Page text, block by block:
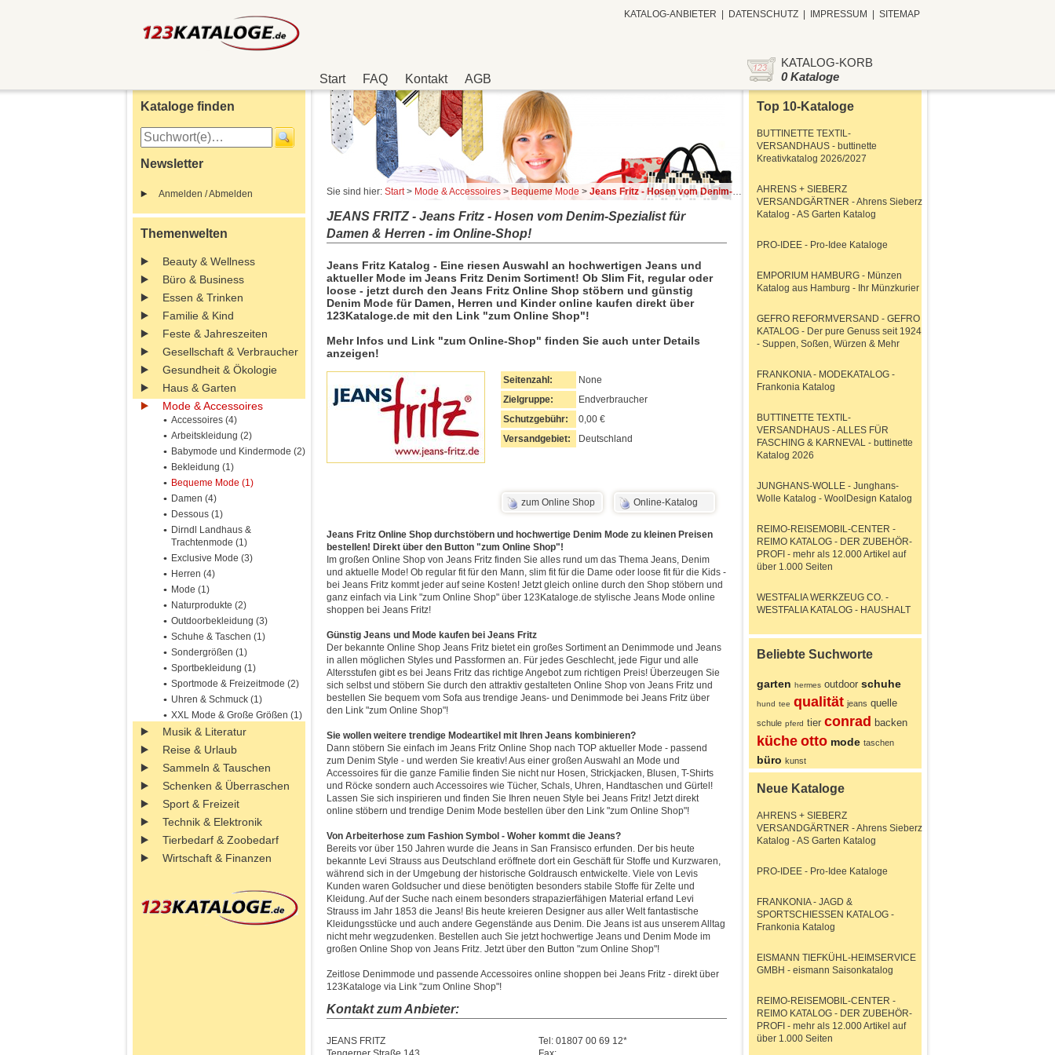
Start FAQ Kontakt AGB
KATALOG-ANBIETER DATENSCHUTZ IMPRESSUM SITEMAP
KATALOG-KORB
0 Kataloge
Kataloge finden
Newsletter
Anmelden / Abmelden
Themenwelten
Beauty & Wellness
Büro & Business
Essen & Trinken
Familie & Kind
Feste & Jahreszeiten
Gesellschaft & Verbraucher
Gesundheit & Ökologie
Haus & Garten
Mode & Accessoires
Accessoires (4)
Arbeitskleidung (2)
Babymode und Kindermode (2)
Bekleidung (1)
Bequeme Mode (1)
Damen (4)
Dessous (1)
Dirndl Landhaus &
Trachtenmode (1)
Exclusive Mode (3)
Herren (4)
Mode (1)
Naturprodukte (2)
Outdoorbekleidung (3)
Schuhe & Taschen (1)
Sondergrößen (1)
Sportbekleidung (1)
Sportmode & Freizeitmode (2)
Uhren & Schmuck (1)
XXL Mode & Große Größen (1)
Musik & Literatur
Reise & Urlaub
Sammeln & Tauschen
Schenken & Überraschen
Sport & Freizeit
Technik & Elektronik
Tierbedarf & Zoobedarf
Wirtschaft & Finanzen
Sie sind hier: Start> Mode & Accessoires > Bequeme Mode > Jeans Fritz - Hosen vom Denim-Spezialist für Damen & Herren - im Online-Shop!
JEANS FRITZ - Jeans Fritz - Hosen vom Denim-Spezialist für
Damen & Herren - im Online-Shop!
Jeans Fritz Katalog - Eine riesen Auswahl an hochwertigen Jeans und
aktueller Mode im Jeans Fritz Denim Sortiment! Ob Slim Fit, regular oder
loose - jetzt durch den Jeans Fritz Online Shop stöbern und günstig
Denim Mode für Damen, Herren und Kinder online kaufen direkt über
123Kataloge.de mit den Link "zum Online Shop"!
Mehr Infos und Link "zum Online-Shop" finden Sie auch unter Details
anzeigen!
Seitenzahl:
None
Zielgruppe:
Endverbraucher
Schutzgebühr:
0,00 €
Versandgebiet:
Deutschland
zum Online Shop Online-Katalog
Jeans Fritz Online Shop durchstöbern und hochwertige Denim Mode zu kleinen Preisen
bestellen! Direkt über den Button "zum Online Shop"!
Im großen Online Shop von Jeans Fritz finden Sie alles rund um das Thema Jeans, Denim
und aktuelle Mode! Ob regular fit für den Mann, slim fit für die Dame oder loose fit für die Kids -
bei Jeans Fritz kommt jeder auf seine Kosten! Jetzt gleich online durch den Shop stöbern und
ganz einfach via Link "zum Online Shop" über 123Kataloge.de stylische Jeans Mode online
shoppen bei Jeans Fritz!
Günstig Jeans und Mode kaufen bei Jeans Fritz
Der bekannte Online Shop Jeans Fritz bietet ein großes Sortiment an Denimmode und Jeans
in allen möglichen Styles und Passformen an. Für jedes Geschlecht, jede Figur und alle
Altersstufen gibt es bei Jeans Fritz das richtige Angebot zum richtigen Preis! Überzeugen Sie
sich selbst und stöbern Sie durch den attraktiv gestalteten Online Shop von Jeans Fritz und
bestellen Sie bequem vom Sofa aus trendige Jeans- und Denimmode bei Jeans Fritz über
den Link "zum Online Shop"!
Sie wollen weitere trendige Modeartikel mit Ihren Jeans kombinieren?
Dann stöbern Sie einfach im Jeans Fritz Online Shop nach TOP aktueller Mode - passend
zum Denim Style - und werden Sie kreativ! Aus einer großen Auswahl an Mode und
Accessoires für die ganze Familie finden Sie nicht nur Hosen, Strickjacken, Blusen, T-Shirts
und Röcke sondern auch Accessoires wie Tücher, Schals, Uhren, Handtaschen und Gürtel!
Lassen Sie sich inspirieren und finden Sie Ihren neuen Style bei Jeans Fritz! Jetzt direkt
online stöbern und trendige Denim Mode bestellen über den Link "zum Online Shop"!
Von Arbeiterhose zum Fashion Symbol - Woher kommt die Jeans?
Bereits vor über 150 Jahren wurde die Jeans in San Fransisco erfunden. Der bis heute
bekannte Levi Strauss aus Deutschland eröffnete dort ein Geschäft für Stoffe und Kurzwaren,
während sich in der Umgebung der historische Goldrausch entwickelte. Viele von Levis
Kunden waren Goldsucher und diese benötigten besonders stabile Stoffe für Zelte und
Kleidung. Auf der Suche nach einem besonders strapazierfähigen Material erfand Levi
Strauss im Jahr 1853 die Jeans! Bis heute kreieren Designer aus aller Welt fantastische
Kleidungsstücke und auch andere Gegenstände aus Denim. Die Jeans ist aus unserem Alltag
nicht mehr wegzudenken. Bestellen auch Sie jetzt hochwertige Jeans und Denim Mode im
großen Online Shop von Jeans Fritz. Jetzt über den Button "zum Online Shop"!
Zeitlose Denimmode und passende Accessoires online shoppen bei Jeans Fritz - direkt über
123Kataloge via Link "zum Online Shop"!
Kontakt zum Anbieter:
JEANS FRITZ
Tel: 01807 00 69 12*
Top 10-Kataloge
BUTTINETTE TEXTIL-
VERSANDHAUS - buttinette
Kreativkatalog 2026/2027
AHRENS + SIEBERZ
VERSANDGÄRTNER - Ahrens Sieberz
Katalog - AS Garten Katalog
PRO-IDEE - Pro-Idee Kataloge
EMPORIUM HAMBURG - Münzen
Katalog aus Hamburg - Ihr Münzkurier
GEFRO REFORMVERSAND - GEFRO
KATALOG - Der pure Genuss seit 1924
- Suppen, Soßen, Würzen & Mehr
FRANKONIA - MODEKATALOG -
Frankonia Katalog
BUTTINETTE TEXTIL-
VERSANDHAUS - ALLES FÜR
FASCHING & KARNEVAL - buttinette
Katalog 2026
JUNGHANS-WOLLE - Junghans-
Wolle Katalog - WoolDesign Katalog
REIMO-REISEMOBIL-CENTER -
REIMO KATALOG - DER ZUBEHÖR-
PROFI - mehr als 12.000 Artikel auf
über 1.000 Seiten
WESTFALIA WERKZEUG CO. -
WESTFALIA KATALOG - HAUSHALT
Beliebte Suchworte
garten hermes outdoor schuhe
hund tee qualität jeans quelle
schule pferd tier conrad backen
küche otto mode taschen
büro kunst
Neue Kataloge
AHRENS + SIEBERZ
VERSANDGÄRTNER - Ahrens Sieberz
Katalog - AS Garten Katalog
PRO-IDEE - Pro-Idee Kataloge
FRANKONIA - JAGD &
SPORTSCHIESSEN KATALOG -
Frankonia Katalog
EISMANN TIEFKÜHL-HEIMSERVICE
GMBH - eismann Saisonkatalog
REIMO-REISEMOBIL-CENTER -
REIMO KATALOG - DER ZUBEHÖR-
PROFI - mehr als 12.000 Artikel auf
über 1.000 Seiten